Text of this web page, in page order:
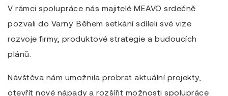
V rámci spolupráce nás majitelé MEAVO srdečně
pozvali do Varny. Během setkání sdíleli své vize
rozvoje firmy, produktové strategie a budoucích
plánů.
Návštěva nám umožnila probrat aktuální projekty,
otevřít nové nápady a rozšířit možnosti spolupráce